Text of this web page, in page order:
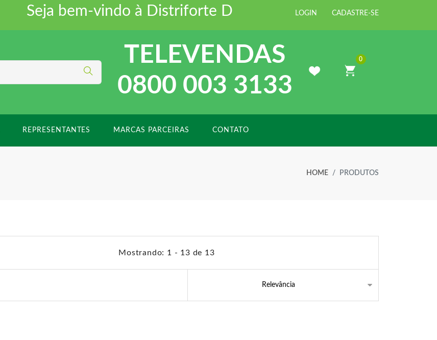
Seja bem-vindo à Distriforte Distribuidora de Materiais para
LOGIN CADASTRE-SE
TELEVENDAS
0800 003 3133
0
REPRESENTANTES MARCAS PARCEIRAS CONTATO
HOME PRODUTOS
Mostrando: 1 - 13 de 13